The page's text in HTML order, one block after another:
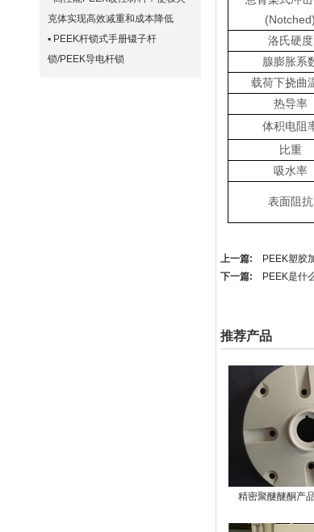
克体实现高效减重和成本降低
▪ PEEK杆锁式手册镊子杆
锁/PEEK导电杆锁
(Notched)
洛氏硬度
腺膨胀系
载荷下挠曲
热导率
体积电阻
比重
吸水率
表面阻抗
上一篇:
PEEK塑胶
下一篇:
PEEK是什
推荐产品
精密聚醚醚酮产